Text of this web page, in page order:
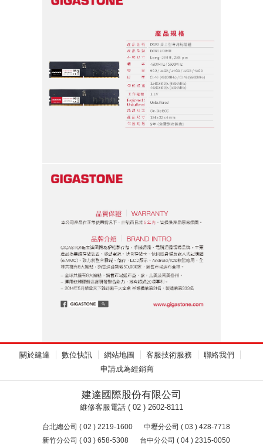
關於建達 數位快訊 網站地圖 客服技術服務
聯絡我們
申請成為經銷商
建達國際股份有限公司
維修客服電話 ( 02 ) 2602-8111
台北總公司 ( 02 ) 2219-1600
中壢分公司 ( 03 ) 428-7718
新竹分公司 ( 03 ) 658-5308
台中分公司 ( 04 ) 2315-0050